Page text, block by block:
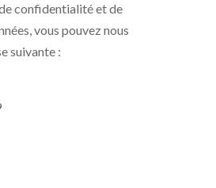
confidentialité et de
vous pouvez nous
suivante :